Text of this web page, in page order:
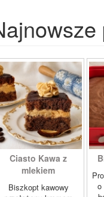
Ciasto Kawa z
mlekiem
Biszkopt kawowy
o